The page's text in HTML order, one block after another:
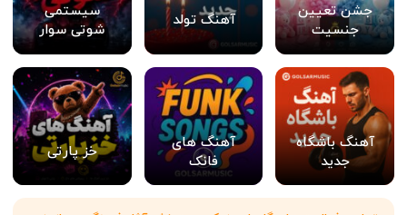
جشن تعیین
جنسیت
آهنگ تولد
سیستمی
شوتی سوار
آهنگ باشگاه
جدید
آهنگ های
فانک
خز پارتی